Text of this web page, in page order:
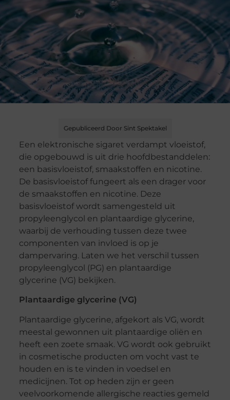
Gepubliceerd Door Sint Spektakel
Een elektronische sigaret verdampt vloeistof,
die opgebouwd is uit drie hoofdbestanddelen:
een basisvloeistof, smaakstoffen en nicotine.
De basisvloeistof fungeert als een drager voor
de smaakstoffen en nicotine. Deze
basisvloeistof wordt samengesteld uit
propyleenglycol en plantaardige glycerine,
waarbij de verhouding tussen deze twee
componenten van invloed is op je
dampervaring. Laten we het verschil tussen
propyleenglycol (PG) en plantaardige
glycerine (VG) bekijken.
Plantaardige glycerine (VG)
Plantaardige glycerine, afgekort als VG, wordt
meestal gewonnen uit plantaardige oliën en
heeft een zoete smaak. VG wordt ook gebruikt
in cosmetische producten om vocht vast te
houden en is te vinden in voedsel en
medicijnen. Tot op heden zijn er geen
veelvoorkomende allergische reacties gemeld